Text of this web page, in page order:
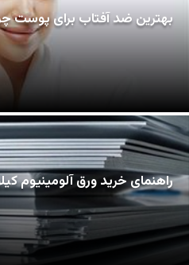
بهترین ضد آفتاب برای پوست
راهنمای خرید ورق آلومینیوم